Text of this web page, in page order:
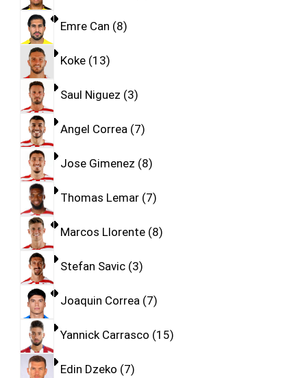
Emre Can 8
Koke 13
Saul Niguez 3
Angel Correa 7
Jose Gimenez 8
Thomas Lemar 7
Marcos Llorente 8
Stefan Savic 3
Joaquin Correa 7
Yannick Carrasco 15
Edin Dzeko 7